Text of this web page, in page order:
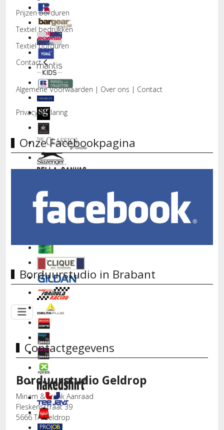
Prijzen borduren
Textiel bedrukken
Textiel borduren
Contact
Algemene Voorwaarden | Over ons | Contact
Privacyverklaring
Onze Facebookpagina
Borduurstudio in Brabant
Contactgegevens
Borduurstudio Geldrop
Miriam & Frank Aanraad
Fleskensstraat 39
5666 TA Geldrop